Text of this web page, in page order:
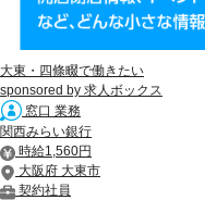
大東・四條畷で働きたい
sponsored by 求人ボックス
窓口 業務
関西みらい銀行
時給1,560円
大阪府 大東市
契約社員